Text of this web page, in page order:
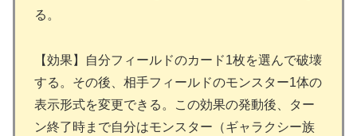
る。
【効果】自分フィールドのカード1枚を選んで破壊
する。その後、相手フィールドのモンスター1体の
表示形式を変更できる。この効果の発動後、ター
ン終了時まで自分はモンスター（ギャラクシー族